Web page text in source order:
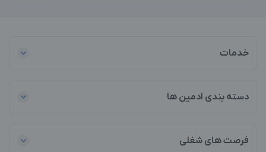
خدمات
دسته بندی ادمین ها
فرصت های شغلی